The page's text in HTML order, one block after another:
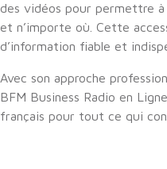
des vidéos pour permettre
et n’importe où. Cette
d’information fiable et
Avec son approche
BFM Business Radio en
français pour tout ce qui